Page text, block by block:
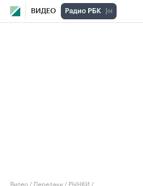
ВИДЕО
Видео / Передачи / РЫНКИ /